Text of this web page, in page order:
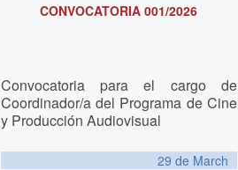
CONVOCATORIA 001/2026
Convocatoria para el cargo de
Coordinador/a del Programa de Cine
y Producción Audiovisual
29 de March